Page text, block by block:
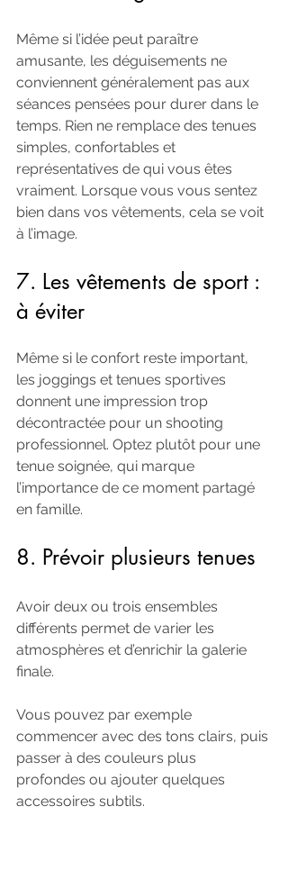
Même si l’idée peut paraître
amusante, les déguisements ne
conviennent généralement pas aux
séances pensées pour durer dans le
temps. Rien ne remplace des tenues
simples, confortables et
représentatives de qui vous êtes
vraiment. Lorsque vous vous sentez
bien dans vos vêtements, cela se voit
à l’image.
7. Les vêtements de sport :
à éviter
Même si le confort reste important,
les joggings et tenues sportives
donnent une impression trop
décontractée pour un shooting
professionnel. Optez plutôt pour une
tenue soignée, qui marque
l’importance de ce moment partagé
en famille.
8. Prévoir plusieurs tenues
Avoir deux ou trois ensembles
différents permet de varier les
atmosphères et d’enrichir la galerie
finale.
Vous pouvez par exemple
commencer avec des tons clairs, puis
passer à des couleurs plus
profondes ou ajouter quelques
accessoires subtils.